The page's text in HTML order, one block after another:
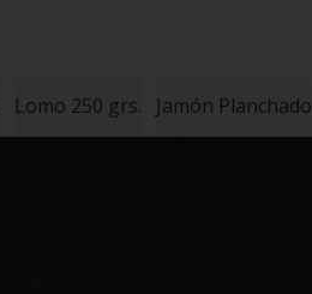
Lomo 250 grs. Jamón Planchado